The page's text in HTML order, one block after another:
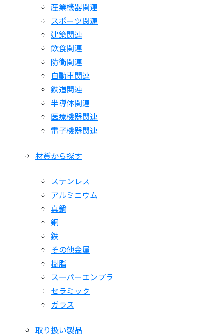
産業機器関連
スポーツ関連
建築関連
飲食関連
防衛関連
自動車関連
鉄道関連
半導体関連
医療機器関連
電子機器関連
材質から探す
ステンレス
アルミニウム
真鍮
銅
鉄
その他金属
樹脂
スーパーエンプラ
セラミック
ガラス
取り扱い製品